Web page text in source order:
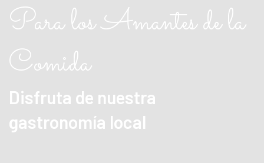
Para los Amantes de la
Comida
Disfruta de nuestra
gastronomía local